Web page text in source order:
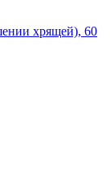
хрящей), 60